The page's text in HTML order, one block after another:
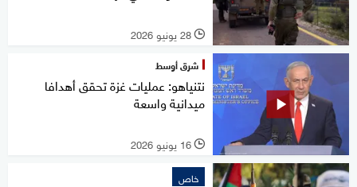
l 28 يونيو 2026
شرق أوسط
نتنياهو: عمليات غزة تحقق أهدافا
ميدانية واسعة
l 16 يونيو 2026
خاص